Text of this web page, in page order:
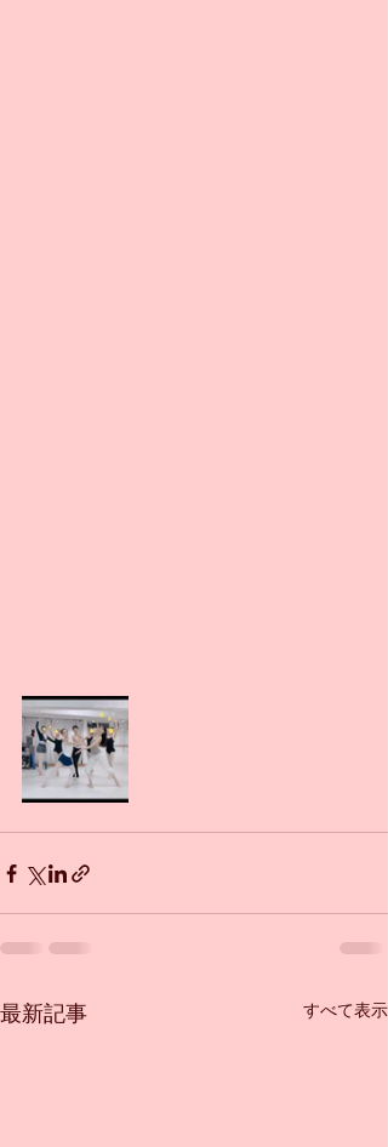
最新記事 すべて表示